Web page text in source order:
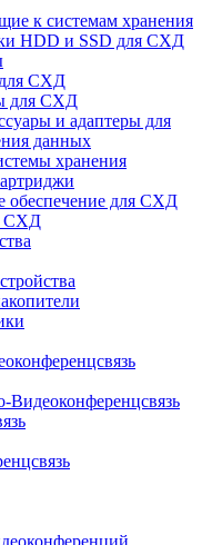
к системам хранения
HDD и SSD для СХД
СХД
для СХД
и адаптеры для
данных
хранения
обеспечение для СХД
СХД
Видеоконференцсвязь